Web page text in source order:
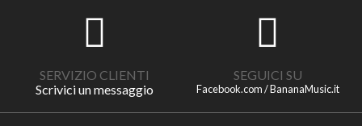
SERVIZIO CLIENTI
Scrivici un messaggio
SEGUICI SU
Facebook.com / BananaMusic.it